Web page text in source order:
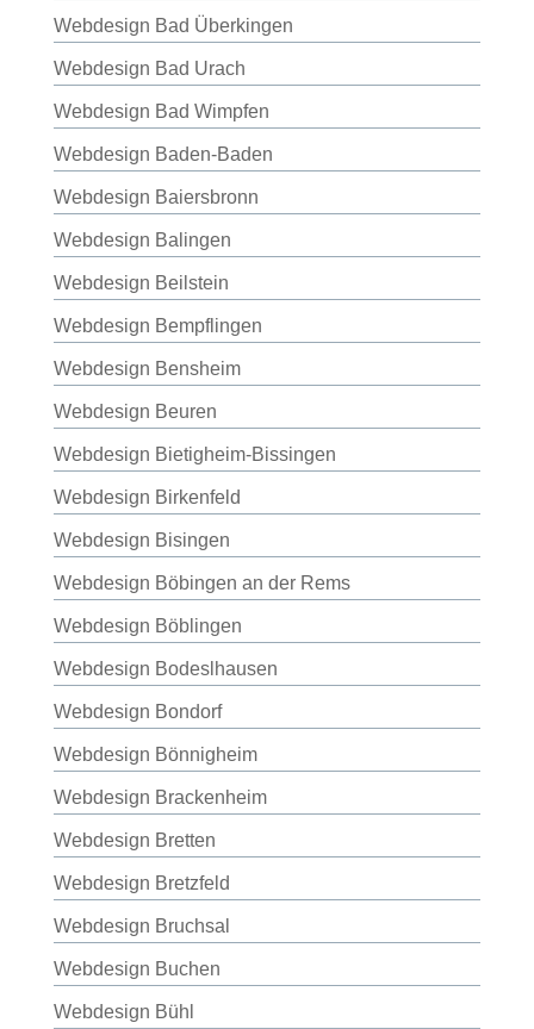
Webdesign Bad Überkingen
Webdesign Bad Urach
Webdesign Bad Wimpfen
Webdesign Baden-Baden
Webdesign Baiersbronn
Webdesign Balingen
Webdesign Beilstein
Webdesign Bempflingen
Webdesign Bensheim
Webdesign Beuren
Webdesign Bietigheim-Bissingen
Webdesign Birkenfeld
Webdesign Bisingen
Webdesign Böbingen an der Rems
Webdesign Böblingen
Webdesign Bodeslhausen
Webdesign Bondorf
Webdesign Bönnigheim
Webdesign Brackenheim
Webdesign Bretten
Webdesign Bretzfeld
Webdesign Bruchsal
Webdesign Buchen
Webdesign Bühl